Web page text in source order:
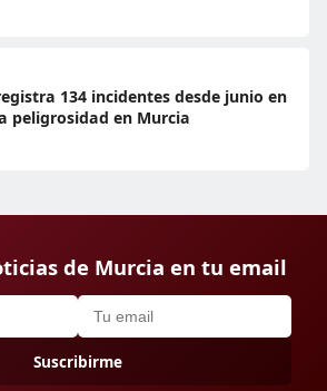
134 incidentes desde junio en
peligrosidad en Murcia
de Murcia en tu email
Suscribirme